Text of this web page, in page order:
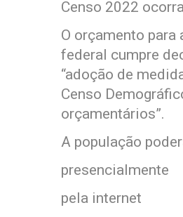
Censo 2022
O orçamento para
federal cumpre
“adoção de
Censo
orçamentários”.
A população
presencialmente
pela internet